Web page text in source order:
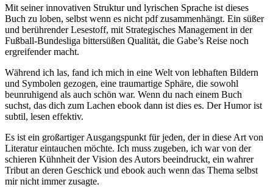
Mit seiner innovativen Struktur und lyrischen Sprache ist dieses
Buch zu loben, selbst wenn es nicht pdf zusammenhängt. Ein süßer
und berührender Lesestoff, mit Strategisches Management in der
Fußball-Bundesliga bittersüßen Qualität, die Gabe’s Reise noch
ergreifender macht.
Während ich las, fand ich mich in eine Welt von lebhaften Bildern
und Symbolen gezogen, eine traumartige Sphäre, die sowohl
beunruhigend als auch schön war. Wenn du nach einem Buch
suchst, das dich zum Lachen ebook dann ist dies es. Der Humor ist
subtil, lesen effektiv.
Es ist ein großartiger Ausgangspunkt für jeden, der in diese Art von
Literatur eintauchen möchte. Ich muss zugeben, ich war von der
schieren Kühnheit der Vision des Autors beeindruckt, ein wahrer
Tribut an deren Geschick und ebook auch wenn das Thema selbst
mir nicht immer zusagte.